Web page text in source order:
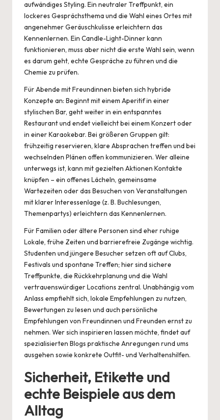
aufwändiges Styling. Ein neutraler Treffpunkt, ein
lockeres Gesprächsthema und die Wahl eines Ortes mit
angenehmer Geräuschkulisse erleichtern das
Kennenlernen. Ein Candle-Light-Dinner kann
funktionieren, muss aber nicht die erste Wahl sein, wenn
es darum geht, echte Gespräche zu führen und die
Chemie zu prüfen.
Für Abende mit Freundinnen bieten sich hybride
Konzepte an: Beginnt mit einem Aperitif in einer
stylischen Bar, geht weiter in ein entspanntes
Restaurant und endet vielleicht bei einem Konzert oder
in einer Karaokebar. Bei größeren Gruppen gilt:
frühzeitig reservieren, klare Absprachen treffen und bei
wechselnden Plänen offen kommunizieren. Wer alleine
unterwegs ist, kann mit gezielten Aktionen Kontakte
knüpfen – ein offenes Lächeln, gemeinsame
Wartezeiten oder das Besuchen von Veranstaltungen
mit klarer Interessenlage (z. B. Buchlesungen,
Themenpartys) erleichtern das Kennenlernen.
Für Familien oder ältere Personen sind eher ruhige
Lokale, frühe Zeiten und barrierefreie Zugänge wichtig.
Studenten und jüngere Besucher setzen oft auf Clubs,
Festivals und spontane Treffen; hier sind sichere
Treffpunkte, die Rückkehrplanung und die Wahl
vertrauenswürdiger Locations zentral. Unabhängig vom
Anlass empfiehlt sich, lokale Empfehlungen zu nutzen,
Bewertungen zu lesen und auch persönliche
Empfehlungen von Freundinnen und Freunden ernst zu
nehmen. Wer sich inspirieren lassen möchte, findet auf
spezialisierten Blogs praktische Anregungen rund ums
ausgehen sowie konkrete Outfit- und Verhaltenshilfen.
Sicherheit, Etikette und
echte Beispiele aus dem
Alltag